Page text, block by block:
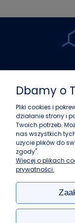
Dbamy o
Pliki cookies i
działanie strony i
Twoich potrzeb.
nas wszystkich
użycie plików do
zgody".
Więcej o plikach
prywatności.